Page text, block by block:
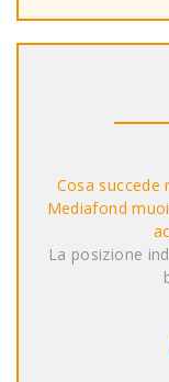
Cosa
Mediafond
La posizione